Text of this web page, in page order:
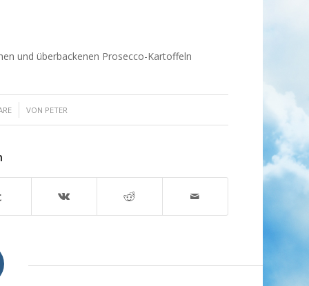
und überbackenen Prosecco-Kartoffeln
VON PETER